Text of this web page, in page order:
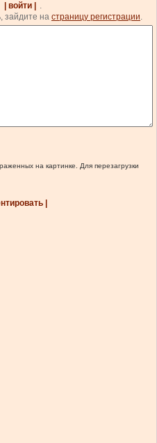
| войти |
.
зайдите на страницу регистрации.
на картинке. Для перезагрузки
|